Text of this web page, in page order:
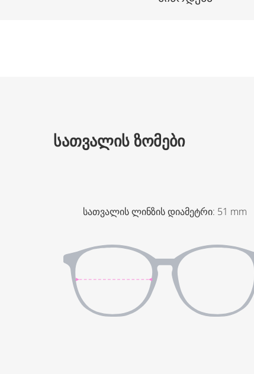
ᲡᲐᲗᲕᲐᲚᲘᲡ ᲖᲝᲛᲔᲑᲘ
სათვალის ლინზის დიამეტრი: 51 mm